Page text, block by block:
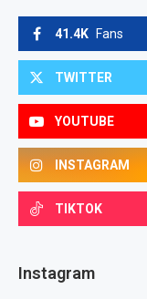
41.4K Fans
TWITTER
YOUTUBE
INSTAGRAM
TIKTOK
Instagram